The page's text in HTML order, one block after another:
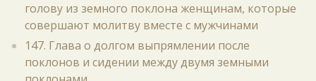
голову из земного поклона женщинам, которые
совершают молитву вместе с мужчинами
147. Глава о долгом выпрямлении после
поклонов и сидении между двумя земными